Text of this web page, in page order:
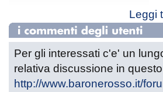
Leggi
Per gli interessati c'e' un
relativa discussione in
http://www.baronerosso.it/